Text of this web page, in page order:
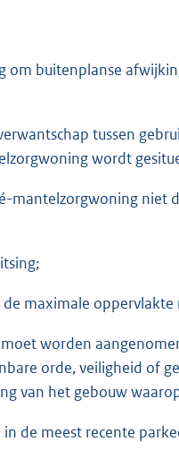
om buitenplanse
tussen
wordt
mantelzorgwoning
maximale oppervlakte
worden
orde, veiligheid of
van het gebouw
de meest recente